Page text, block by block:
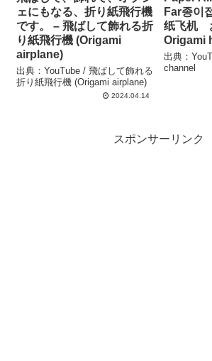
ェにもなる、折り紙飛行機
です。 – 飛ばして飾れる折
り紙飛行機 (Origami
airplane)
出典：YouTube / 飛ばして飾れる
折り紙飛行機 (Origami airplane)
2024.04.14
Far종이
纸飞机
Origami
出典：
channel
スポンサーリンク